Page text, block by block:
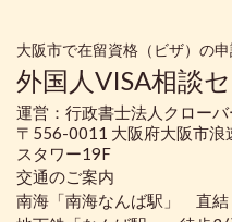
大阪市で在留資格（ビザ）の
外国人VISA相談
運営：行政書士法人クロー
〒556-0011 大阪府大阪市
スタワー19F
交通のご案内
南海「南海なんば駅」 直結